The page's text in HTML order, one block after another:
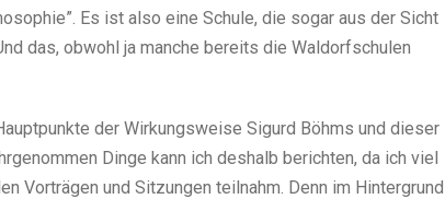
Es ist also eine Schule, die sogar aus der Sicht
das, obwohl ja man­che bereits die Waldorfschulen
der Wirkungsweise Sigurd Böhms und die­ser
Dinge kann ich des­halb berich­ten, da ich viel
Vorträgen und Sitzungen teil­nahm. Denn im Hintergrund